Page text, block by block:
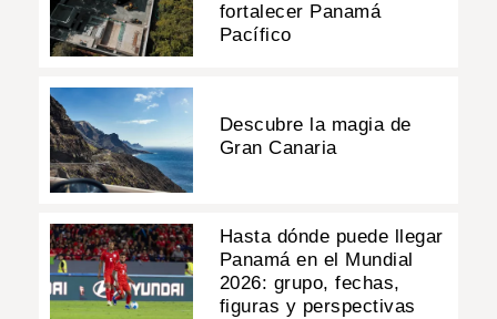
fortalecer Panamá
Pacífico
Descubre la magia de
Gran Canaria
Hasta dónde puede llegar
Panamá en el Mundial
2026: grupo, fechas,
figuras y perspectivas